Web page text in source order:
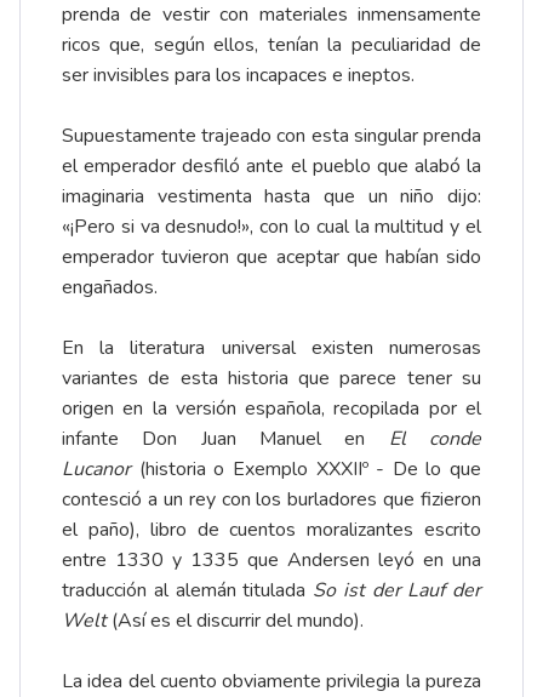
prenda de vestir con materiales inmensamente
ricos que, según ellos, tenían la peculiaridad de
ser invisibles para los incapaces e ineptos.
Supuestamente trajeado con esta singular prenda
el emperador desfiló ante el pueblo que alabó la
imaginaria vestimenta hasta que un niño dijo:
«¡Pero si va desnudo!», con lo cual la multitud y el
emperador tuvieron que aceptar que habían sido
engañados.
En la literatura universal existen numerosas
variantes de esta historia que parece tener su
origen en la versión española, recopilada por el
infante Don Juan Manuel en El conde
Lucanor(historia o Exemplo XXXIIº- De lo que
contesció a un rey con los burladores que fizieron
el paño), libro de cuentos moralizantes escrito
entre 1330 y 1335 que Andersen leyó en una
traducción al alemán titulada So ist der Lauf der
Welt(Así es el discurrir del mundo).
La idea del cuento obviamente privilegia la pureza